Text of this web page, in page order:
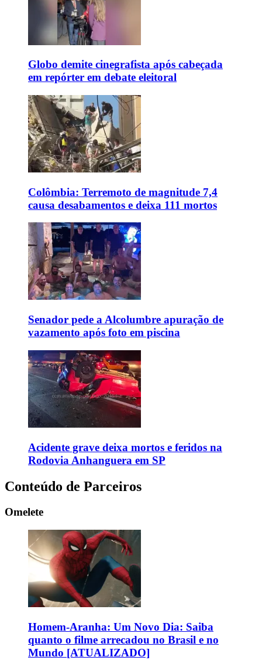
Globo demite cinegrafista após cabeçada
em repórter em debate eleitoral
Colômbia: Terremoto de magnitude 7,4
causa desabamentos e deixa 111 mortos
Senador pede a Alcolumbre apuração de
vazamento após foto em piscina
Acidente grave deixa mortos e feridos na
Rodovia Anhanguera em SP
Conteúdo de Parceiros
Omelete
Homem-Aranha: Um Novo Dia: Saiba
quanto o filme arrecadou no Brasil e no
Mundo [ATUALIZADO]